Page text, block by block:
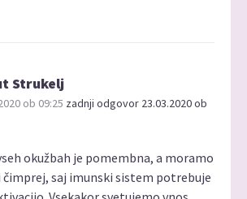
Strukelj
ob 09:25 zadnji odgovor 23.03.2020 ob
okužbah je pomembna, a moramo
saj imunski sistem potrebuje